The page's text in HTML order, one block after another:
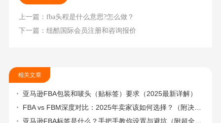
上一篇：fba头程是什么意思?怎么做？
下一篇：纽酷国际会员注册和咨询报价
相关文章
亚马逊FBA包装和唛头（贴标签）要求（2025最新详解）
FBA vs FBM深度对比：2025年卖家该如何选择？（附决策流程图）
亚马逊FBA标签是什么？手把手教你设置与避坑（附超全指南）